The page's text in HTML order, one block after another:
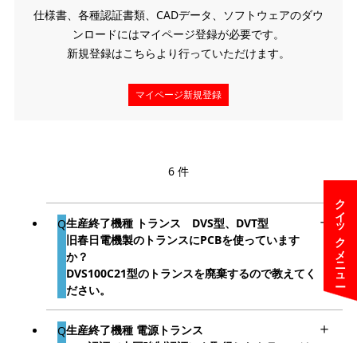
クイックメニュー
仕様書、各種認証書類、CADデータ、ソフトウェアのダウ
ンロードにはマイページ登録が必要です。
新規登録はこちらより行っていただけます。
マイページ新規登録
6 件
生産終了機種 トランス DVS型、DVT型
旧春日電機製のトランスにPCBを使っています
か？
DVS100C21型のトランスを廃棄するので教えてく
ださい。
生産終了機種 電源トランス